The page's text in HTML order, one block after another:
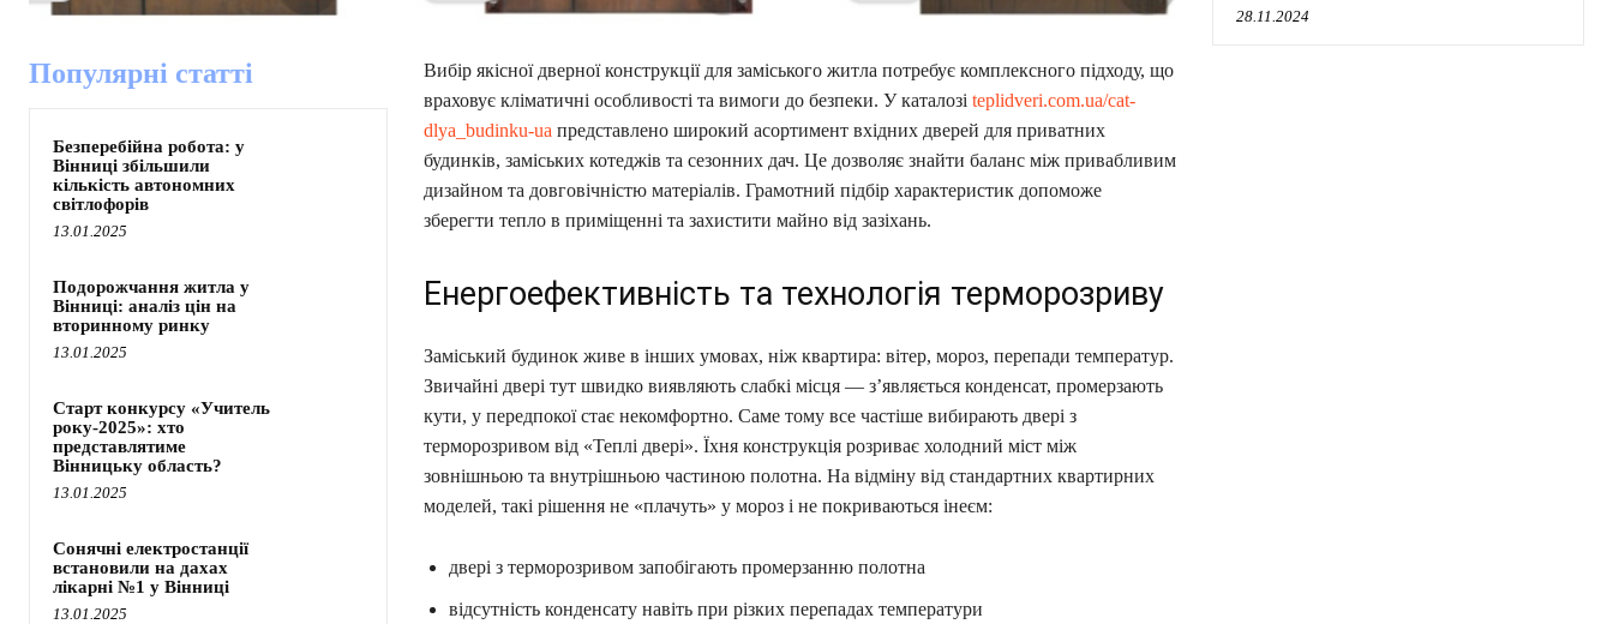
Популярні статті
Безперебійна робота: у
Вінниці збільшили
кількість автономних
світлофорів
13.01.2025
Подорожчання житла у
Вінниці: аналіз цін на
вторинному ринку
13.01.2025
Старт конкурсу «Учитель
року-2025»: хто
представлятиме
Вінницьку область?
13.01.2025
Сонячні електростанції
встановили на дахах
лікарні №1 у Вінниці
13.01.2025
Вибір якісної дверної конструкції для заміського житла потребує комплексного підходу, що
враховує кліматичні особливості та вимоги до безпеки. У каталозі teplidveri.com.ua/cat-
dlya_budinku-ua представлено широкий асортимент вхідних дверей для приватних
будинків, заміських котеджів та сезонних дач. Це дозволяє знайти баланс між привабливим
дизайном та довговічністю матеріалів. Грамотний підбір характеристик допоможе
зберегти тепло в приміщенні та захистити майно від зазіхань.
Енергоефективність та технологія терморозриву
Заміський будинок живе в інших умовах, ніж квартира: вітер, мороз, перепади температур.
Звичайні двері тут швидко виявляють слабкі місця — з’являється конденсат, промерзають
кути, у передпокої стає некомфортно. Саме тому все частіше вибирають двері з
терморозривом від «Теплі двері». Їхня конструкція розриває холодний міст між
зовнішньою та внутрішньою частиною полотна. На відміну від стандартних квартирних
моделей, такі рішення не «плачуть» у мороз і не покриваються інеєм:
двері з терморозривом запобігають промерзанню полотна
відсутність конденсату навіть при різких перепадах температури
28.11.2024